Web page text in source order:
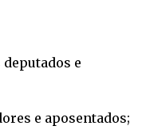
e
e aposentados;